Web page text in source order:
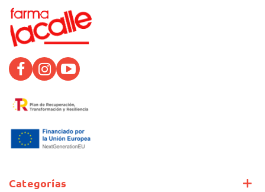
Categorías